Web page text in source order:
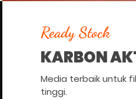
Ready Stock
KARBON
Media terbaik untuk
tinggi.